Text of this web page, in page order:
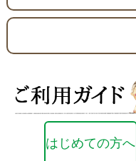
はじめての方へ